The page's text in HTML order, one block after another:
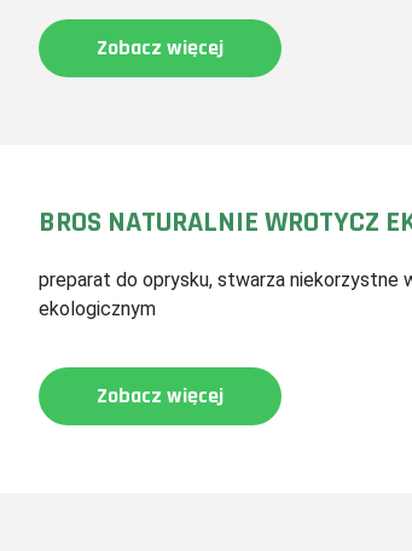
Zobacz więcej
BROS NATURALNIE WROTYCZ
preparat do oprysku, stwarza niekorzystne
ekologicznym
Zobacz więcej